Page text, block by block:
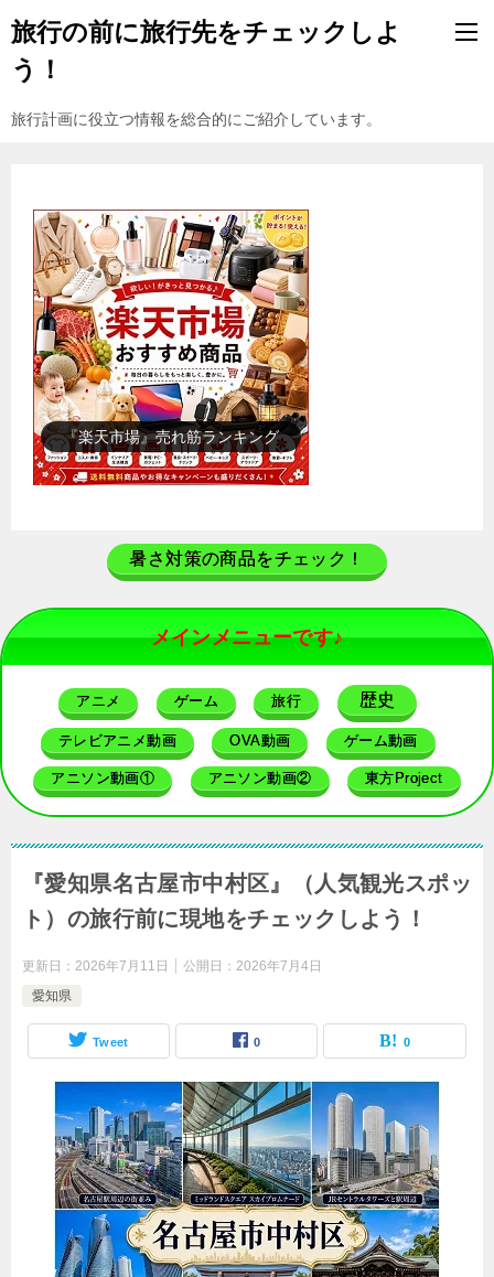
旅行の前に旅行先をチェックしよ
う！
旅行計画に役立つ情報を総合的にご紹介しています。
『楽天市場』売れ筋ランキング
暑さ対策の商品をチェック！
メインメニューです♪
アニメ ゲーム 旅行 歴史
テレビアニメ動画 OVA動画 ゲーム動画
アニソン動画① アニソン動画② 東方Project
『愛知県名古屋市中村区』（人気観光スポッ
ト）の旅行前に現地をチェックしよう！
更新日： 2026年7月11日 公開日： 2026年7月4日
愛知県
Tweet 0 0